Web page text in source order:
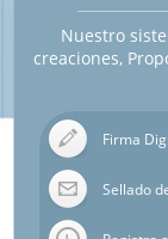
Nuestro
creaciones,
Firma
Sellado